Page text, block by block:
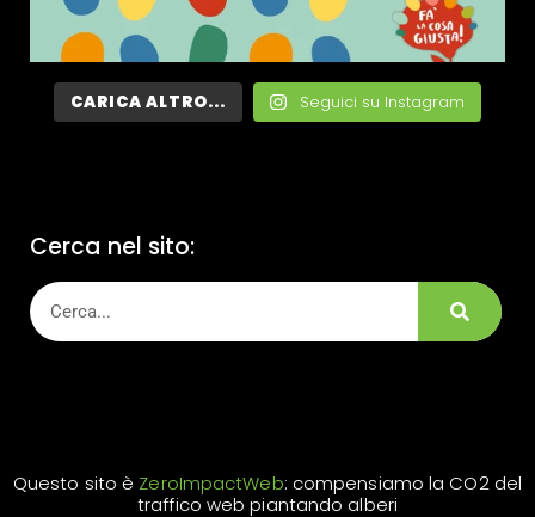
CARICA ALTRO... Seguici su Instagram
Cerca nel sito:
Questo sito è ZeroImpactWeb: compensiamo la CO2 del
traffico web piantando alberi